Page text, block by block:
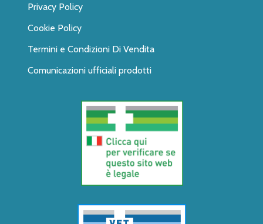
Privacy Policy
Cookie Policy
Termini e Condizioni Di Vendita
Comunicazioni ufficiali prodotti